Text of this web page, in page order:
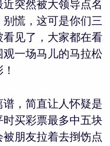
突然被大领导点名
慌，这可是你们三
见了，大家都在看
一场马儿的马拉松
，简直让人怀疑是
买彩票最多中五块
朋友拉着去捯饬点